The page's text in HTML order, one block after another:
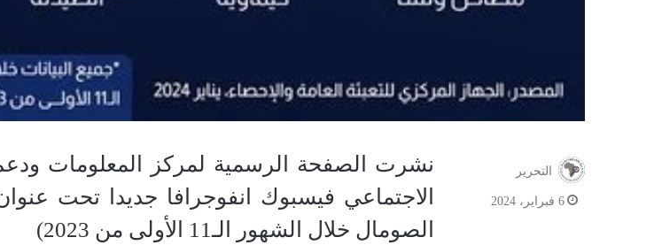
نشرت الصفحة الرسمية لمركز المعلومات
الصومال خلال الشهور الـ11 الأولى من 2023)
التحرير
6 فبراير، 2024